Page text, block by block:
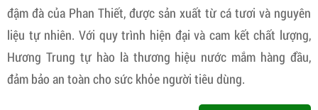
đậm đà của Phan Thiết, được sản xuất từ cá tươi và nguyên
liệu tự nhiên. Với quy trình hiện đại và cam kết chất lượng,
Hương Trung tự hào là thương hiệu nước mắm hàng đầu,
đảm bảo an toàn cho sức khỏe người tiêu dùng.